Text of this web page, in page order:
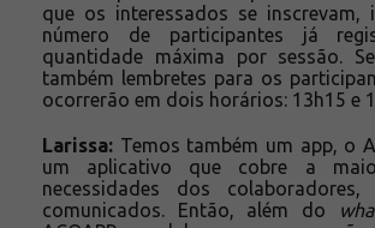
que os interessados se inscrevam,
número de participantes já
quantidade máxima por sessão.
também lembretes para os
ocorrerão em dois horários: 13h15 e
Larissa: Temos também um app, o
um aplicativo que cobre a
necessidades dos
comunicados. Então, além do